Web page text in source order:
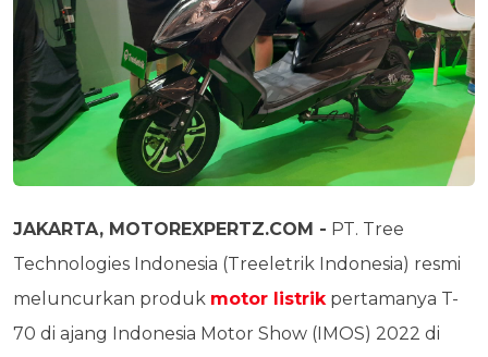
JAKARTA, MOTOREXPERTZ.COM - PT. Tree
Technologies Indonesia (Treeletrik Indonesia) resmi
meluncurkan produk motor listrikpertamanya T-
70 di ajang Indonesia Motor Show (IMOS) 2022 di